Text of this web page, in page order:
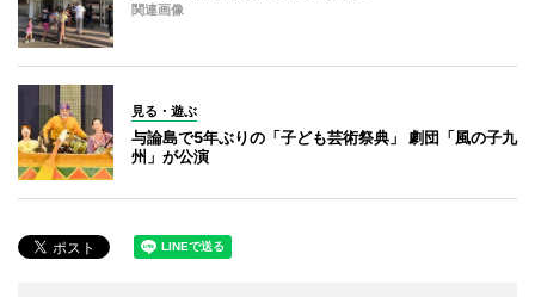
関連画像
見る・遊ぶ
与論島で5年ぶりの「子ども芸術祭典」 劇団「風の子九
州」が公演